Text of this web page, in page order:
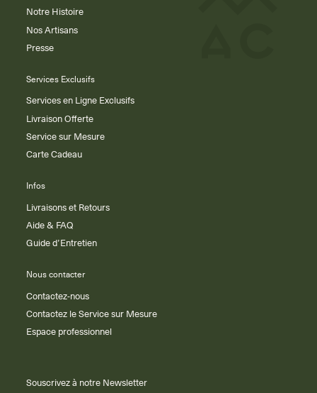
Notre Histoire
Nos Artisans
Presse
Services Exclusifs
Services en Ligne Exclusifs
Livraison Offerte
Service sur Mesure
Carte Cadeau
Infos
Livraisons et Retours
Aide & FAQ
Guide d’Entretien
Nous contacter
Contactez-nous
Contactez le Service sur Mesure
Espace professionnel
Souscrivez à notre Newsletter